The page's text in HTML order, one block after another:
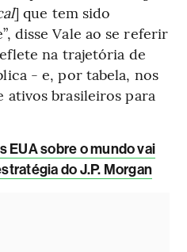
] que tem sido
disse Vale ao se referir
na trajetória de
- e, por tabela, nos
ativos brasileiros para
EUA sobre o mundo vai
do J.P. Morgan